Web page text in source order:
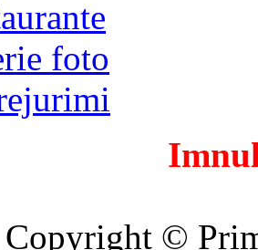
foto
Copyright ©